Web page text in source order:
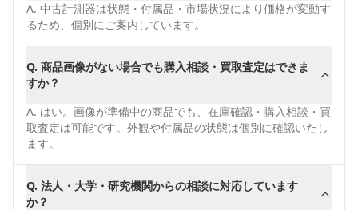
A. 中古計測器は状態・付属品・市場状況により価格が変動す
るため、個別にご案内しています。
Q. 商品画像がない場合でも購入相談・買取査定はできま
すか？
A. はい。画像が準備中の商品でも、在庫確認・購入相談・買
取査定は可能です。外観や付属品の状態は個別に確認いたし
ます。
Q. 法人・大学・研究機関からの相談に対応しています
か？